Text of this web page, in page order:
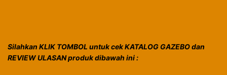
Silahkan KLIK TOMBOL untuk cek KATALOG GAZEBO dan
REVIEW ULASAN produk dibawah ini :